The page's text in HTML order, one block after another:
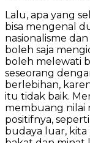
Lalu, apa yang
bisa mengenal
nasionalisme
boleh saja
boleh melewati
seseorang
berlebihan,
itu tidak baik.
membuang nilai
positifnya,
budaya luar, kita